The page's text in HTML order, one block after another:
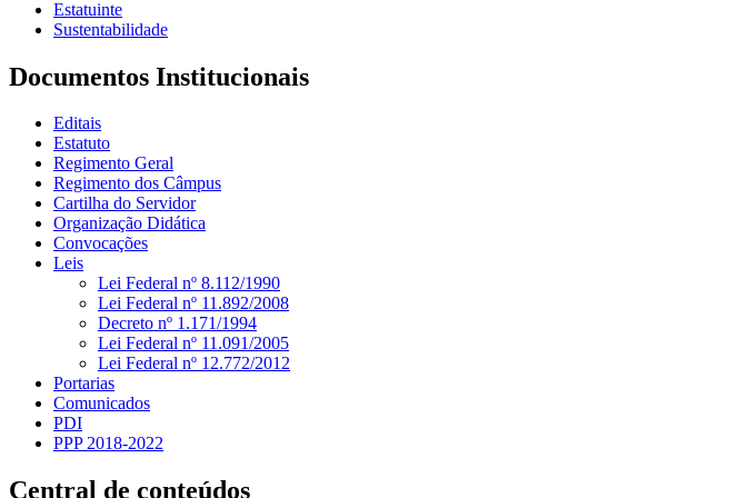
Estatuinte
Sustentabilidade
Documentos Institucionais
Editais
Estatuto
Regimento Geral
Regimento dos Câmpus
Cartilha do Servidor
Organização Didática
Convocações
Leis
Lei Federal nº 8.112/1990
Lei Federal nº 11.892/2008
Decreto nº 1.171/1994
Lei Federal nº 11.091/2005
Lei Federal nº 12.772/2012
Portarias
Comunicados
PDI
PPP 2018-2022
Central de conteúdos